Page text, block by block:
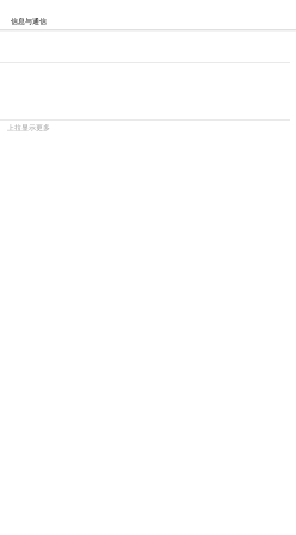
信息与通信
上拉显示更多